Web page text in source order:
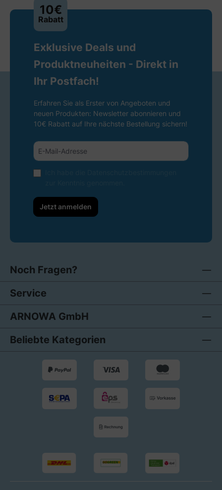
10€
Rabatt
Exklusive Deals und
Produktneuheiten - Direkt in
Ihr Postfach!
Erfahren Sie als Erster von Angeboten und
neuen Produkten: Newsletter abonnieren und
10€ Rabatt auf Ihre nächste Bestellung sichern!
Jetzt anmelden
Noch Fragen?
Service
ARNOWA GmbH
Beliebte Kategorien